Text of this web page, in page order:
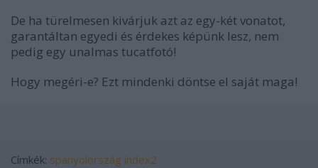
De ha türelmesen kivárjuk azt az egy-két vonatot,
garantáltan egyedi és érdekes képünk lesz, nem
pedig egy unalmas tucatfotó!
Hogy megéri-e? Ezt mindenki döntse el saját maga!
Címkék: spanyolország index2